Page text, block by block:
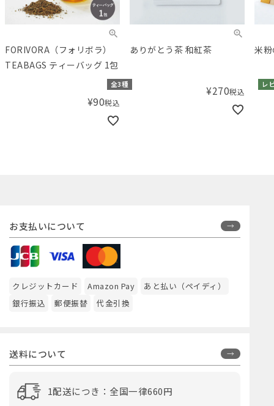
FORIVORA（フォリボラ）
TEABAGS ティーバッグ 1包
全3種
¥90税込
ありがとう茶 和紅茶
¥270税込
米
レ
お支払いについて
クレジットカード Amazon Pay
あと払い（ペイディ）
銀行振込
郵便振替 代金引換
送料について
1配送につき：全国一律660円